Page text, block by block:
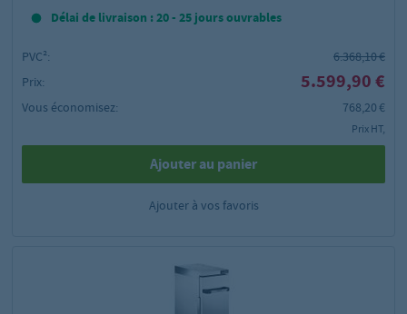
Délai de livraison : 20 - 25 jours ouvrables
PVC²:
6.368,10 €
Prix:
5.599,90 €
Vous économisez: 768,20 €
Prix HT,
Ajouter au panier
Ajouter à vos favoris